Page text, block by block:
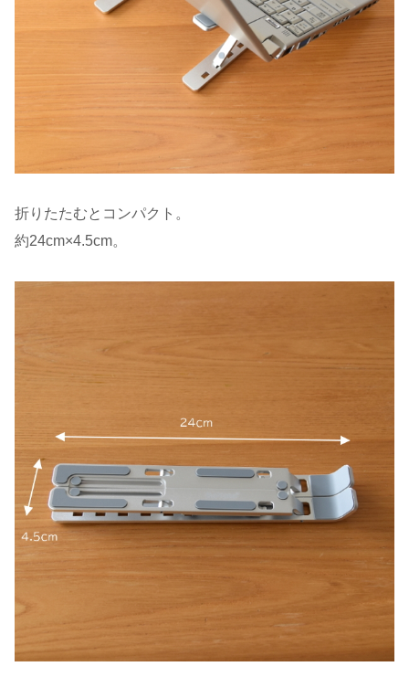
折りたたむとコンパクト。
約24cm×4.5cm。